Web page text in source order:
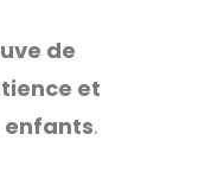
de
et
enfants.